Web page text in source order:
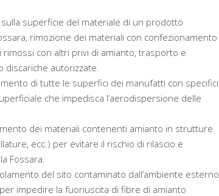
superficie del materiale di un prodotto
rimozione dei materiali con confezionamento
con altri privi di amianto, trasporto e
discariche autorizzate.
di tutte le superfici dei manufatti con specifici
che impedisca l’aerodispersione delle
dei materiali contenenti amianto in strutture
ecc.) per evitare il rischio di rilascio e
Fossara.
del sito contaminato dall’ambiente esterno
impedire la fuoriuscita di fibre di amianto